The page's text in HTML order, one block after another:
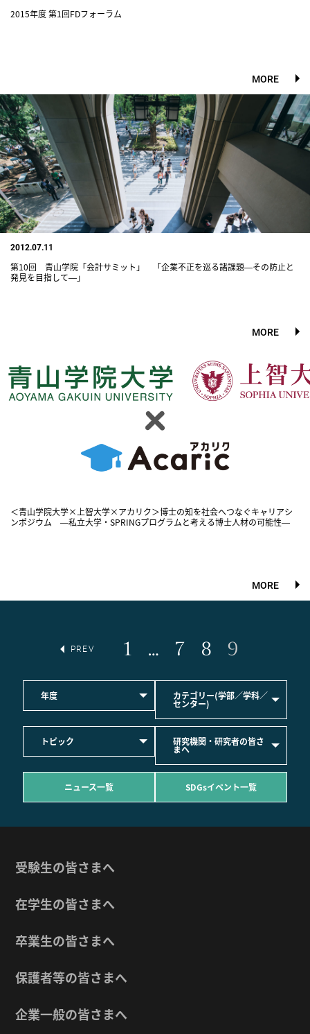
2015年度 第1回FDフォーラム
MORE
2012.07.11
第10回 青山学院「会計サミット」 「企業不正を巡る諸課題―その防止と
発見を目指して―」
MORE
＜青山学院大学×上智大学×アカリク＞博士の知を社会へつなぐキャリアシ
ンポジウム ―私立大学・SPRINGプログラムと考える博士人材の可能性―
MORE
PREV 1 … 7 8 9
年度 カテゴリー(学部／学科／
センター)
トピック 研究機関・研究者の皆さ
まへ
ニュース一覧 SDGsイベント一覧
受験生の皆さまへ
在学生の皆さまへ
卒業生の皆さまへ
保護者等の皆さまへ
企業一般の皆さまへ